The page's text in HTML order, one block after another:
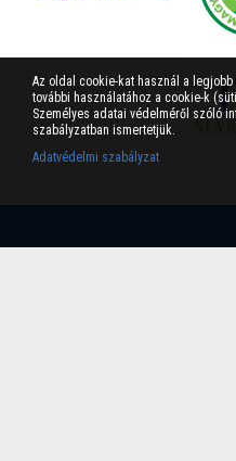
Az oldal cookie-kat használ a
további használatához a cookie-k
Személyes adatai védelméről szóló
szabályzatban ismertetjük.
Adatvédelmi szabályzat